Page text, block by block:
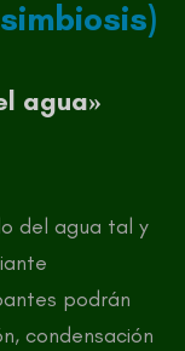
agua»
del agua tal y
podrán
condensación